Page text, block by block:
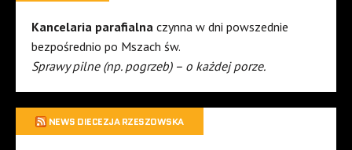
Kancelaria parafialna czynna w dni powszednie
bezpośrednio po Mszach św.
Sprawy pilne (np. pogrzeb) – o każdej porze.
NEWS DIECEZJA RZESZOWSKA